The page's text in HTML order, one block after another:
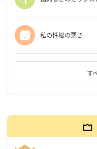
私の性根の悪さ
す